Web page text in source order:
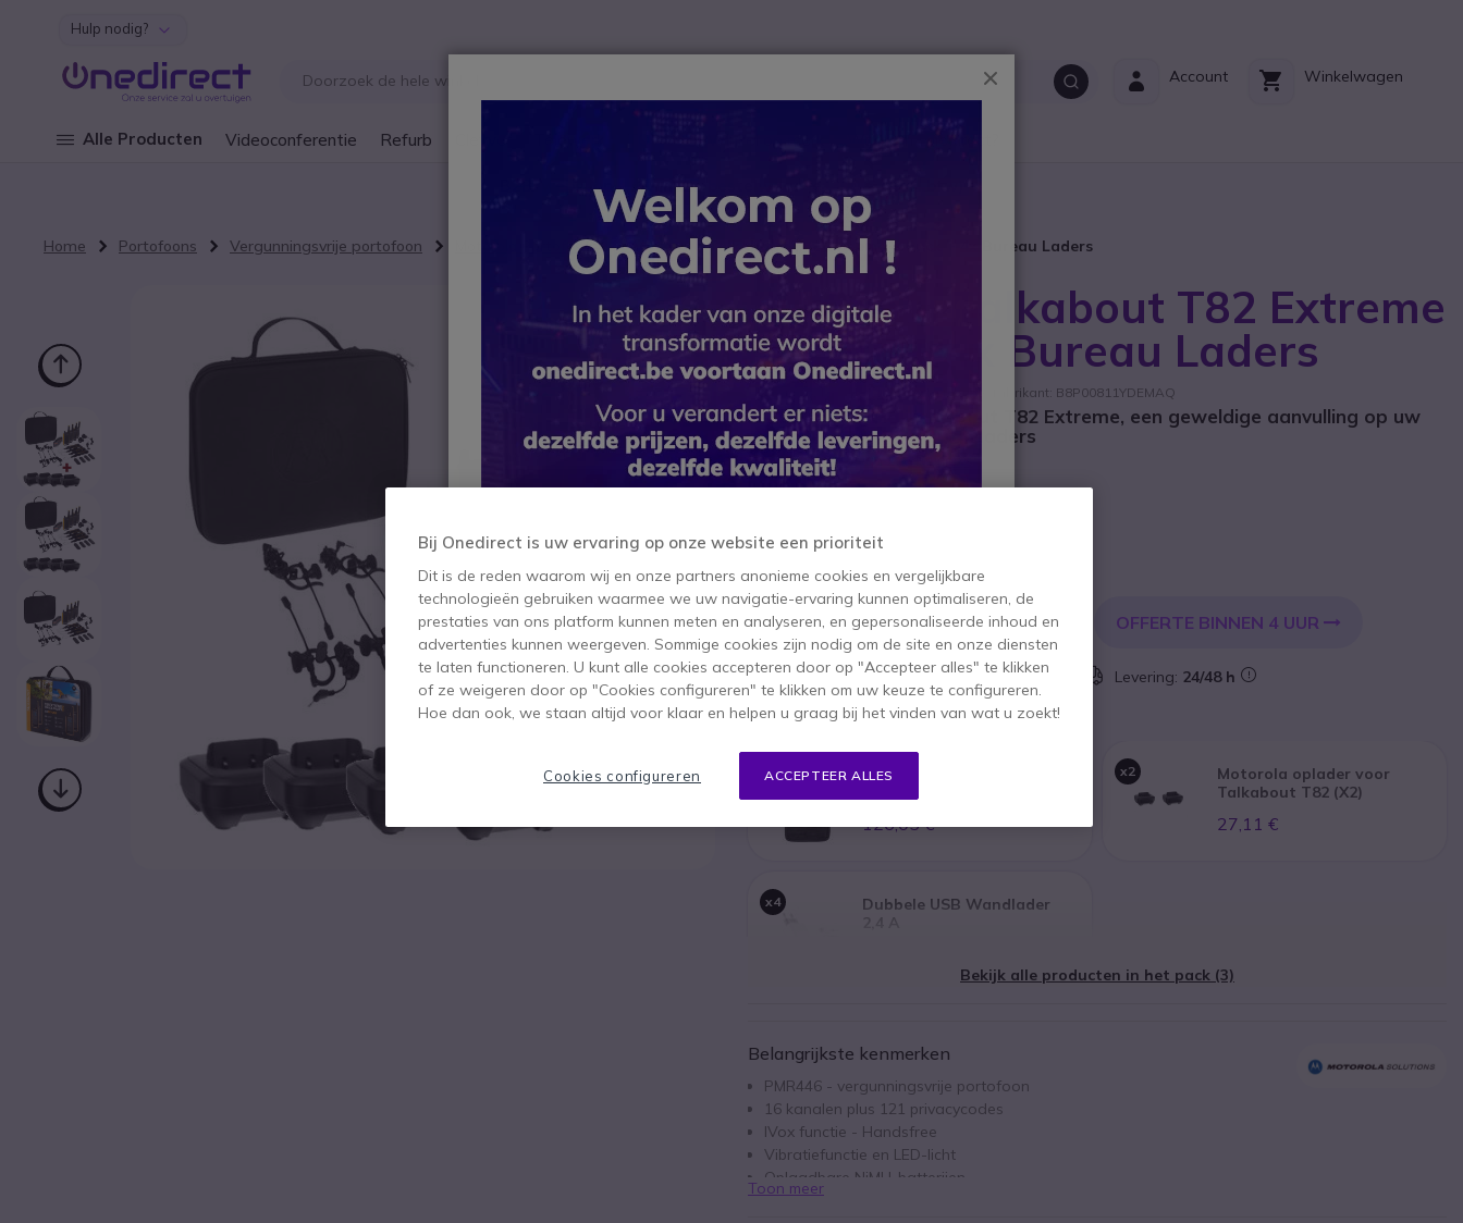
Ga naar de inhoud
Hulp nodig?
Winkelwagen
Account
Alle Producten Videoconferentie Refurb Waarom Onedirect?
B2B-webshop – Minimale bestelwaarde: 300 € (excl. btw)
Home Portofoons Vergunningsvrije portofoon Motorola Portofoons Motorola Talkabout T82 Extreme 4-Pack + 4x Bureau Laders
Motorola Talkabout T82 Extreme
4-Pack + 4x Bureau Laders
SKU MOT82EXQUADDPCH // Referentie fabrikant: B8P00811YDEMAQ
4-Pack Motorola Talkabout T82 Extreme, een geweldige aanvulling op uw
avonturen, met 4 bureau laders
4.6 van 276 Reviews
203,36 €
Aantal
IN WINKELWAGEN OFFERTE BINNEN 4 UUR
Meer dan100 productenop voorraad Levering: 24/48 h
Dit pakket bevat:
x1
Motorola T82 Extreme -
126,05 €
x2
Motorola oplader voor
Talkabout T82 (X2)
27,11 €
x4
Dubbele USB Wandlader
2,4 A
Bekijk alle producten in het pack (3)
Belangrijkste kenmerken
PMR446 - vergunningsvrije portofoon
16 kanalen plus 121 privacycodes
IVox functie - Handsfree
Vibratiefunctie en LED-licht
Oplaadbare NiMH-batterijen
Waterbestendig IPX4
Toon meer
Bij Onedirect is uw ervaring op onze website een prioriteit
Dit is de reden waarom wij en onze partners anonieme cookies en vergelijkbare
technologieën gebruiken waarmee we uw navigatie-ervaring kunnen optimaliseren, de
prestaties van ons platform kunnen meten en analyseren, en gepersonaliseerde inhoud en
advertenties kunnen weergeven. Sommige cookies zijn nodig om de site en onze diensten
te laten functioneren. U kunt alle cookies accepteren door op "Accepteer alles" te klikken
of ze weigeren door op "Cookies configureren" te klikken om uw keuze te configureren.
Hoe dan ook, we staan altijd voor klaar en helpen u graag bij het vinden van wat u zoekt!
ACCEPTEER ALLES
Cookies configureren